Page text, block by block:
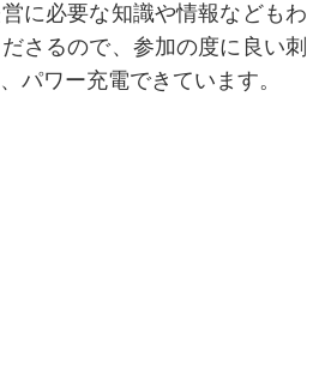
に必要な知識や情報などもわ
さるので、参加の度に良い刺
パワー充電できています。